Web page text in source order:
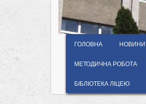
ГОЛОВНА НОВИНИ
МЕТОДИЧНА РОБОТА
БІБЛІОТЕКА ЛІЦЕЮ